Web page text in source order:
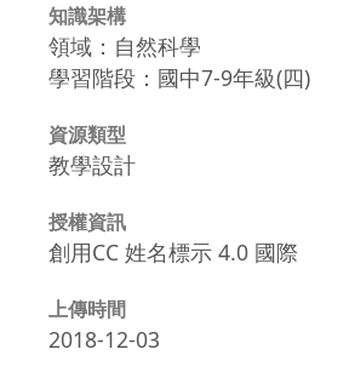
知識架構
領域：自然科學
學習階段：國中7-9年級(四)
資源類型
教學設計
授權資訊
創用CC 姓名標示 4.0 國際
上傳時間
2018-12-03